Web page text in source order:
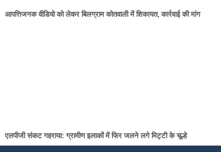
आपत्तिजनक वीडियो को लेकर बिलग्राम कोतवाली में शिकायत, कार्रवाई की मांग
एलपीजी संकट गहराया: ग्रामीण इलाकों में फिर जलने लगे मिट्टी के चूल्हे